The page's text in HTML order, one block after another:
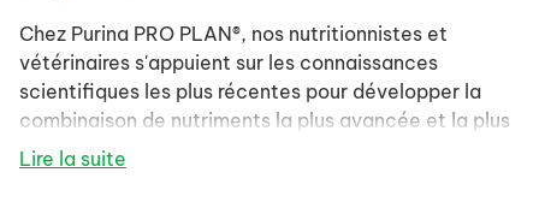
Chez Purina PRO PLAN®, nos nutritionnistes et
vétérinaires s'appuient sur les connaissances
scientifiques les plus récentes pour développer la
combinaison de nutriments la plus avancée et la plus
efficace pour votre animal. Nos formules aident à
Lire la suite